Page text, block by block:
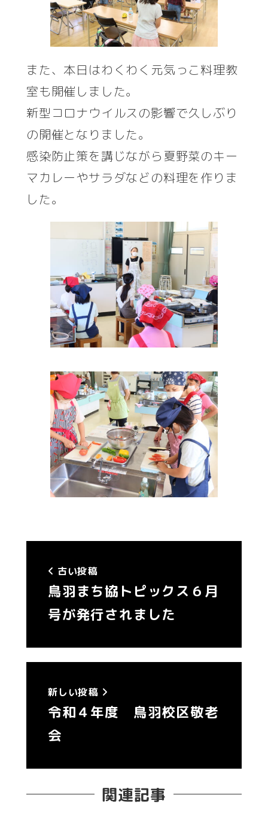
また、本日はわくわく元気っこ料理教
室も開催しました。
新型コロナウイルスの影響で久しぶり
の開催となりました。
感染防止策を講じながら夏野菜のキー
マカレーやサラダなどの料理を作りま
した。
古い投稿
鳥羽まち協トピックス６月
号が発行されました
新しい投稿
令和４年度 鳥羽校区敬老
会
関連記事